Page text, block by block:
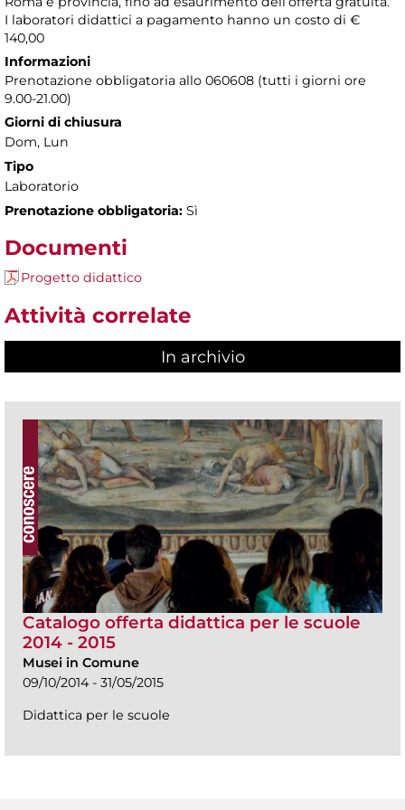
I laboratori didattici a pagamento hanno un costo di €
140,00
Informazioni
Prenotazione obbligatoria allo 060608 (tutti i giorni ore
9.00-21.00)
Giorni di chiusura
Dom, Lun
Tipo
Laboratorio
Prenotazione obbligatoria: Sì
Documenti
Progetto didattico
Attività correlate
In archivio
Catalogo offerta didattica per le scuole
2014 - 2015
Musei in Comune
09/10/2014 - 31/05/2015
Didattica per le scuole